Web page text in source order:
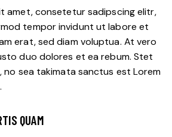
amet, consetetur sadipscing elitr,
tempor invidunt ut labore et
erat, sed diam voluptua. At vero
duo dolores et ea rebum. Stet
no sea takimata sanctus est Lorem
QUAM